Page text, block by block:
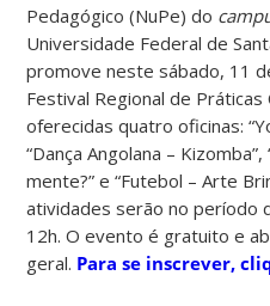
Pedagógico (NuPe) do
Universidade Federal de
promove neste sábado, 11
Festival Regional de Práticas
oferecidas quatro oficinas:
“Dança Angolana –
mente?” e “Futebol – Arte
atividades serão no período
12h. O evento é gratuito e
geral. Para se inscrever,